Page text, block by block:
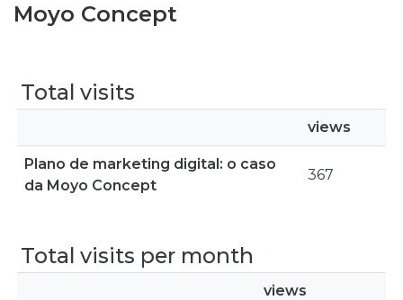
Entities
Moyo Concept
Total visits
views
Plano de marketing digital: o caso
da Moyo Concept
367
Total visits per month
views